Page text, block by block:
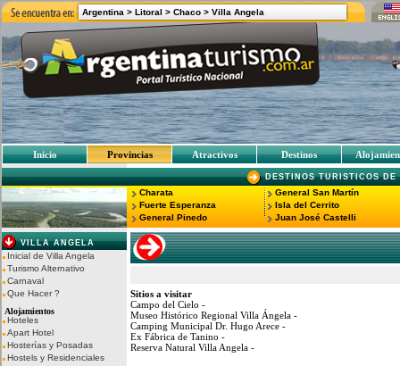
Argentina > Litoral > Chaco > Villa Angela
Inicio Provincias Atractivos Destinos
DESTINOS TURISTICOS DE
Charata
Fuerte Esperanza
General Pinedo
General San Martín
Isla del Cerrito
Juan José Castelli
VILLA ANGELA
Inicial de Villa Angela
Turismo Alternativo
Carnaval
Que Hacer ?
Alojamientos
Hoteles
Apart Hotel
Hosterías y Posadas
Hostels y Residenciales
Sitios a visitar
Campo del Cielo -
Museo Histórico Regional Villa Ángela -
Camping Municipal Dr. Hugo Arece -
Ex Fábrica de Tanino -
Reserva Natural Villa Angela -